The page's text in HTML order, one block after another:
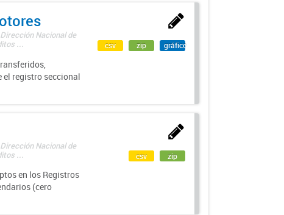
Nacional de
...
el registro seccional
csv zip gráfico
Nacional de
...
en los Registros
(cero
csv zip